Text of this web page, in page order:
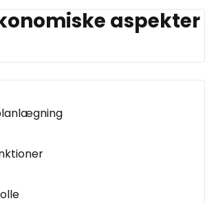
aspekter